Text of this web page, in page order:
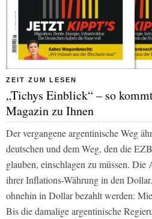
ZEIT ZUM LESEN
„Tichys Einblick“ – so
Magazin zu Ihnen
Der vergangene argentinische Weg
deutschen und dem Weg, den die
glauben, einschlagen zu müssen.
ihrer Inflations-Währung in den
ohnehin in Dollar bezahlt werden:
Bis die damalige argentinische